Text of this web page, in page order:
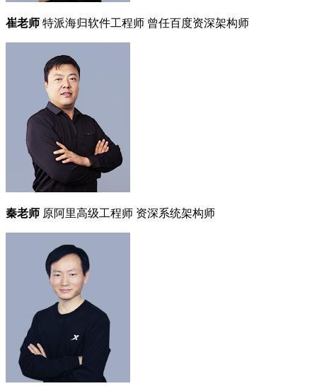
崔老师 特派海归软件工程师 曾任百度资深架构师
秦老师 原阿里高级工程师 资深系统架构师